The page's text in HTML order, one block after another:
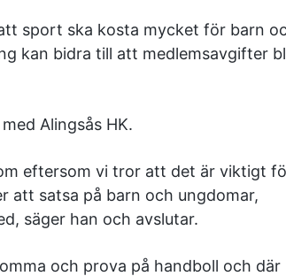
sport ska kosta mycket för barn
kan bidra till att medlemsavgifter
Alingsås HK.
eftersom vi tror att det är viktigt
att satsa på barn och ungdomar,
säger han och avslutar.
och prova på handboll och där